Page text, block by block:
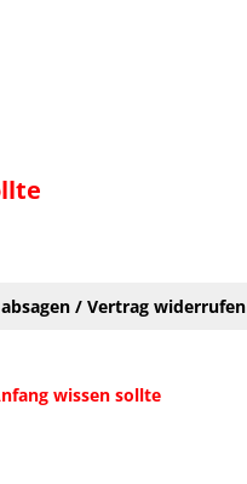
/ Vertrag widerrufen
wissen sollte